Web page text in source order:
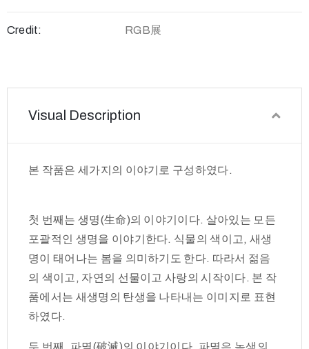
Credit: RGB展
Visual Description
본 작품은 세가지의 이야기로 구성하였다.
첫 번째는 생명(生命)의 이야기이다. 살아있는 모든
포괄적인 생명을 이야기한다. 식물의 색이고, 새생
명이 태어나는 봄을 의미하기도 한다. 따라서 젊음
의 색이고, 자연의 선물이고 사랑의 시작이다. 본 작
품에서는 새생명의 탄생을 나타내는 이미지로 표현
하였다.
두 번째, 파멸(破滅)의 이야기이다. 파멸은 녹색의